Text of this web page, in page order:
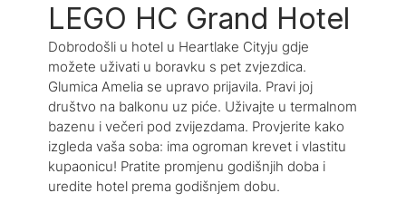
LEGO HC Grand Hotel
Dobrodošli u hotel u Heartlake Cityju gdje
možete uživati ​​u boravku s pet zvjezdica.
Glumica Amelia se upravo prijavila. Pravi joj
društvo na balkonu uz piće. Uživajte u termalnom
bazenu i večeri pod zvijezdama. Provjerite kako
izgleda vaša soba: ima ogroman krevet i vlastitu
kupaonicu! Pratite promjenu godišnjih doba i
uredite hotel prema godišnjem dobu.